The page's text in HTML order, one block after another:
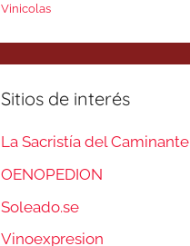
Vinicolas
Sitios de interés
La Sacristía del Caminante
OENOPEDION
Soleado.se
Vinoexpresion